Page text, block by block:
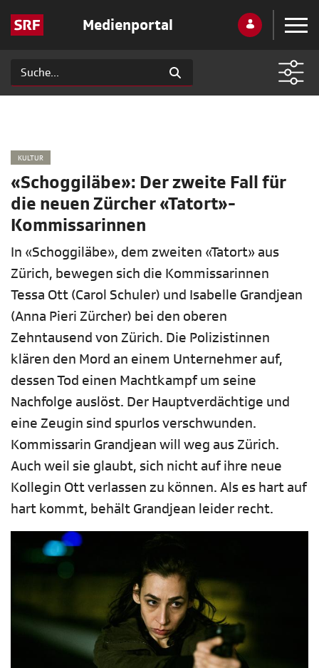
Medienportal
KULTUR
«Schoggiläbe»: Der zweite Fall für
die neuen Zürcher «Tatort»-
Kommissarinnen
In «Schoggiläbe», dem zweiten «Tatort» aus
Zürich, bewegen sich die Kommissarinnen
Tessa Ott (Carol Schuler) und Isabelle Grandjean
(Anna Pieri Zürcher) bei den oberen
Zehntausend von Zürich. Die Polizistinnen
klären den Mord an einem Unternehmer auf,
dessen Tod einen Machtkampf um seine
Nachfolge auslöst. Der Hauptverdächtige und
eine Zeugin sind spurlos verschwunden.
Kommissarin Grandjean will weg aus Zürich.
Auch weil sie glaubt, sich nicht auf ihre neue
Kollegin Ott verlassen zu können. Als es hart auf
hart kommt, behält Grandjean leider recht.